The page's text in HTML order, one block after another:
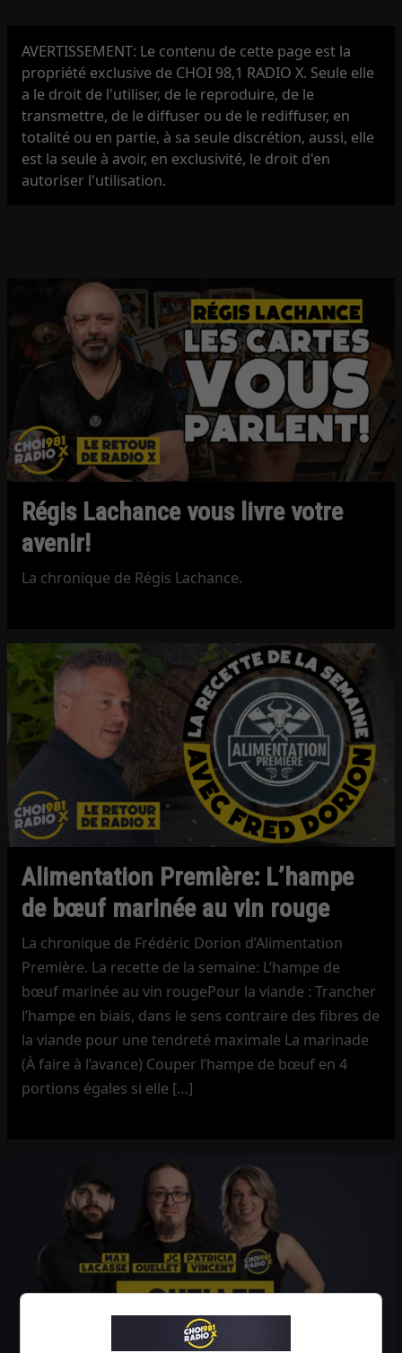
AVERTISSEMENT: Le contenu de cette page est la
propriété exclusive de CHOI 98,1 RADIO X. Seule elle
a le droit de l'utiliser, de le reproduire, de le
transmettre, de le diffuser ou de le rediffuser, en
totalité ou en partie, à sa seule discrétion, aussi, elle
est la seule à avoir, en exclusivité, le droit d'en
autoriser l'utilisation.
Régis Lachance vous livre votre
avenir!
La chronique de Régis Lachance.
Alimentation Première: L’hampe
de bœuf marinée au vin rouge
La chronique de Frédéric Dorion d’Alimentation
Première. La recette de la semaine: L’hampe de
bœuf marinée au vin rougePour la viande : Trancher
l’hampe en biais, dans le sens contraire des fibres de
la viande pour une tendreté maximale La marinade
(À faire à l’avance) Couper l’hampe de bœuf en 4
portions égales si elle […]